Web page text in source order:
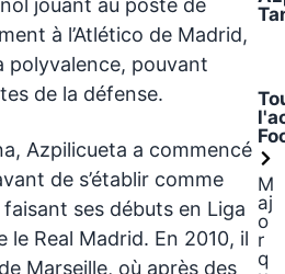
jouant au poste de
à l’Atlético de Madrid,
polyvalence, pouvant
de la défense.
Azpilicueta a commencé
de s’établir comme
ses débuts en Liga
Real Madrid. En 2010, il
Marseille, où après des
M
aj
o
r
q